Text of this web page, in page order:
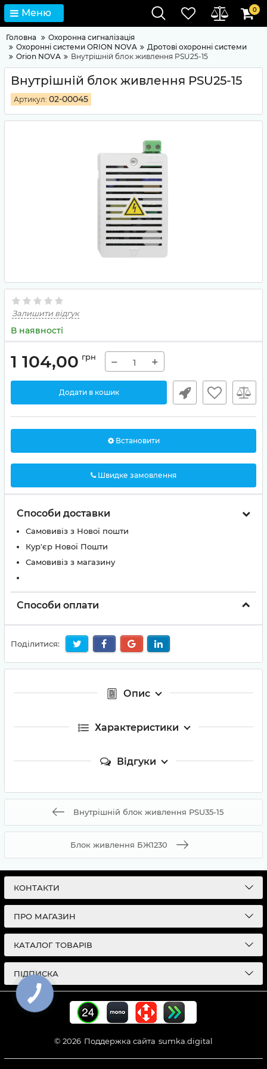
Меню 0
Головна
Охоронна сигналізація
Охоронні системи ORION NOVA
Дротові охоронні системи
Orion NOVA
Внутрішній блок живлення PSU25-15
Внутрішній блок живлення PSU25-15
Артикул: 02-00045
Залишити відгук
В наявності
1 104,00 грн − +
Додати в кошик
Встановити
Швидке замовлення
Способи доставки
Самовивіз з Нової пошти
Кур'єр Нової Пошти
Самовивіз з магазину
Способи оплати
Поділитися:
Опис
Характеристики
Відгуки
Внутрішній блок живлення PSU35-15
Блок живлення БЖ1230
КОНТАКТИ
ПРО МАГАЗИН
КАТАЛОГ ТОВАРІВ
ПІДПИСКА
© 2026 Поддержка сайта sumka.digital